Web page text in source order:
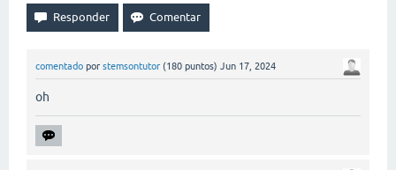
comentado por stemsontutor (180 puntos) Jun 17, 2024
oh